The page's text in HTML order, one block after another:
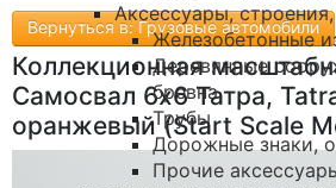
Аксессуары,
Железобетонные
Деревянные
бревна
Трубы
Дорожные знаки,
Прочие
Вернуться в: Грузовые автомобили
Коллекционная
Самосвал 6х6 Татра,
оранжевый (Start Scale